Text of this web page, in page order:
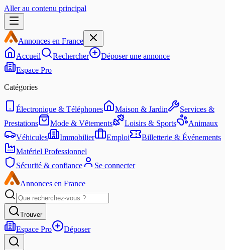
Aller au contenu principal
Annonces en France
Accueil
Rechercher
Déposer une annonce
Espace Pro
Catégories
Électronique & Téléphones Maison & Jardin
Services &
Prestations
Mode & Vêtements Loisirs & Sports
Animaux
Véhicules
Immobilier Emploi
Billetterie & Événements
Matériel Professionnel
Sécurité & confiance
Se connecter
Annonces en France
Trouver
Espace Pro Déposer